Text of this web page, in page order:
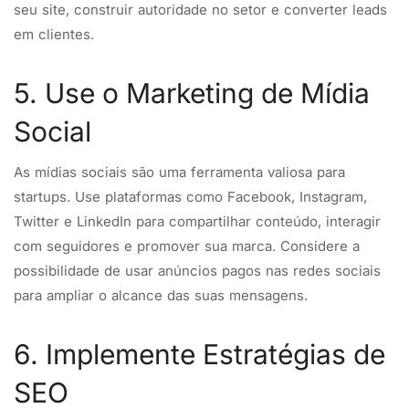
seu site, construir autoridade no setor e converter leads
em clientes.
5. Use o Marketing de Mídia
Social
As mídias sociais são uma ferramenta valiosa para
startups. Use plataformas como Facebook, Instagram,
Twitter e LinkedIn para compartilhar conteúdo, interagir
com seguidores e promover sua marca. Considere a
possibilidade de usar anúncios pagos nas redes sociais
para ampliar o alcance das suas mensagens.
6. Implemente Estratégias de
SEO